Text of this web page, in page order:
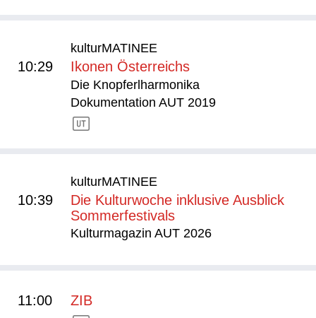
kulturMATINEE
10:29 Ikonen Österreichs
Die Knopferlharmonika
Dokumentation AUT 2019
kulturMATINEE
10:39
Die Kulturwoche inklusive Ausblick
Sommerfestivals
Kulturmagazin AUT 2026
11:00 ZIB